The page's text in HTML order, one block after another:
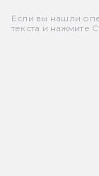
Если вы нашли
текста и нажмите